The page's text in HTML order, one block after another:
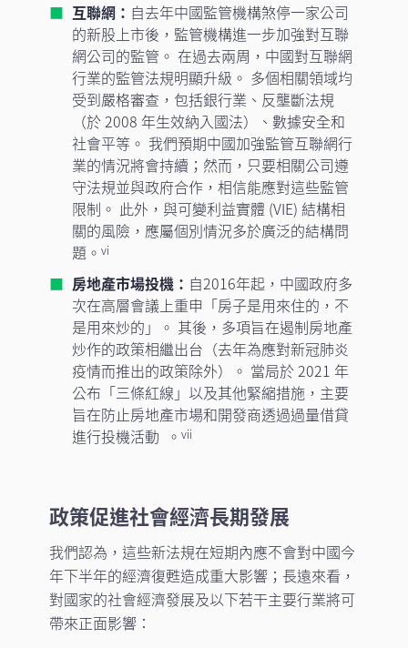
互聯網： 自去年中國監管機構煞停一家公司
的新股上市後，監管機構進一步加強對互聯
網公司的監管。 在過去兩周，中國對互聯網
行業的監管法規明顯升級。 多個相關領域均
受到嚴格審查，包括銀行業、反壟斷法規
（於 2008 年生效納入國法）、數據安全和
社會平等。 我們預期中國加強監管互聯網行
業的情況將會持續；然而，只要相關公司遵
守法規並與政府合作，相信能應對這些監管
限制。 此外，與可變利益實體 (VIE) 結構相
關的風險，應屬個別情況多於廣泛的結構問
題。 vi
房地產市場投機： 自2016年起，中國政府多
次在高層會議上重申「房子是用來住的，不
是用來炒的」。 其後，多項旨在遏制房地產
炒作的政策相繼出台（去年為應對新冠肺炎
疫情而推出的政策除外）。 當局於 2021 年
公布「三條紅線」以及其他緊縮措施，主要
旨在防止房地產市場和開發商透過過量借貸
進行投機活動 。 vii
政策促進社會經濟長期發展
我們認為，這些新法規在短期內應不會對中國今
年下半年的經濟復甦造成重大影響；長遠來看，
對國家的社會經濟發展及以下若干主要行業將可
帶來正面影響：